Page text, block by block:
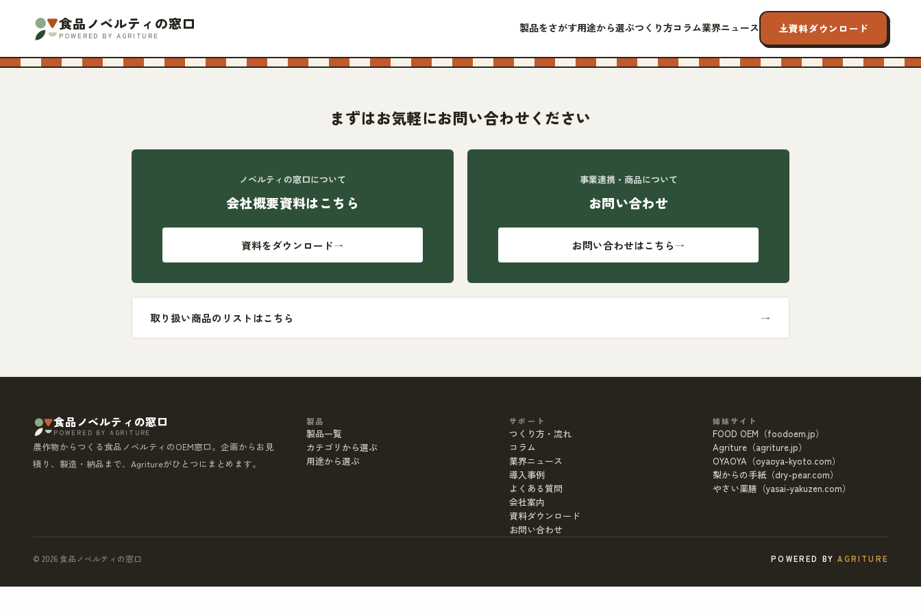
食品ノベルティの窓口
POWERED BY AGRITURE
製品をさがす用途から選ぶつくり方コラム業界ニュース 資料ダウンロード
まずはお気軽にお問い合わせください
ノベルティの窓口について
会社概要資料はこちら
資料をダウンロード→
事業連携・商品について
お問い合わせ
お問い合わせはこちら→
取り扱い商品のリストはこちら →
食品ノベルティの窓口
POWERED BY AGRITURE
農作物からつくる食品ノベルティのOEM窓口。企画からお見
積り、製造・納品まで、Agritureがひとつにまとめます。
製品
製品一覧
カテゴリから選ぶ
用途から選ぶ
サポート
つくり方・流れ
コラム
業界ニュース
導入事例
よくある質問
会社案内
資料ダウンロード
お問い合わせ
姉妹サイト
FOOD OEM（foodoem.jp）
Agriture（agriture.jp）
OYAOYA（oyaoya-kyoto.com）
梨からの手紙（dry-pear.com）
やさい薬膳（yasai-yakuzen.com）
© 2026 食品ノベルティの窓口 POWERED BYAGRITURE